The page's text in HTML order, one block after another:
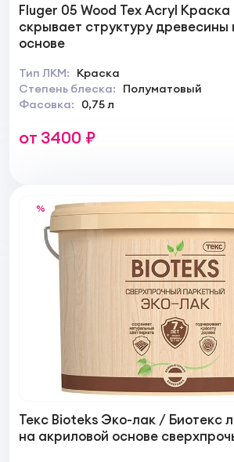
Fluger 05 Wood Tex Acryl
скрывает структуру древесины
основе
Тип ЛКМ:
Краска
Степень блеска:
Полуматовый
Фасовка:
0,75 л
от 3400 ₽
%
Текс Bioteks Эко-лак / Биотекс
на акриловой основе